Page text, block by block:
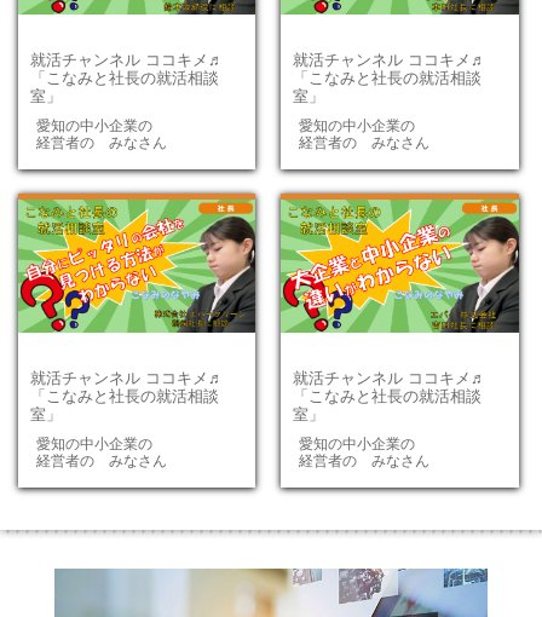
就活チャンネル ココキメ♬
「こなみと社長の就活相談
室」
愛知の中小企業の
経営者の みなさん
就活チャンネル ココキメ♬
「こなみと社長の就活相談
室」
愛知の中小企業の
経営者の みなさん
就活チャンネル ココキメ♬
「こなみと社長の就活相談
室」
愛知の中小企業の
経営者の みなさん
就活チャンネル ココキメ♬
「こなみと社長の就活相談
室」
愛知の中小企業の
経営者の みなさん